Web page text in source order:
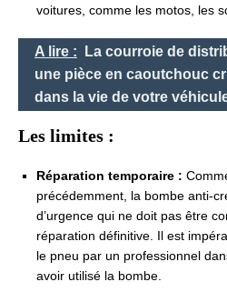
voitures, comme les motos, les
A lire :
La courroie de
une pièce en caoutchouc
dans la vie de votre
Les limites :
Réparation temporaire :
précédemment, la bombe anti-
d’urgence qui ne doit pas être
réparation définitive. Il est
le pneu par un professionnel
avoir utilisé la bombe.